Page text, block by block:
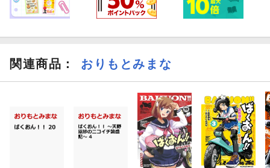
関連商品 ： おりもとみまな